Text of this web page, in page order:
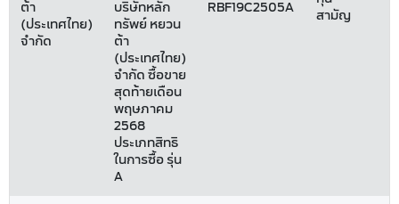
ต้า
(ประเทศไทย)
จำกัด
บริษัทหลัก
ทรัพย์ หยวน
ต้า
(ประเทศไทย)
จำกัด ซื้อขาย
สุดท้ายเดือน
พฤษภาคม
2568
ประเภทสิทธิ
ในการซื้อ รุ่น
A
RBF19C2505A
สามัญ